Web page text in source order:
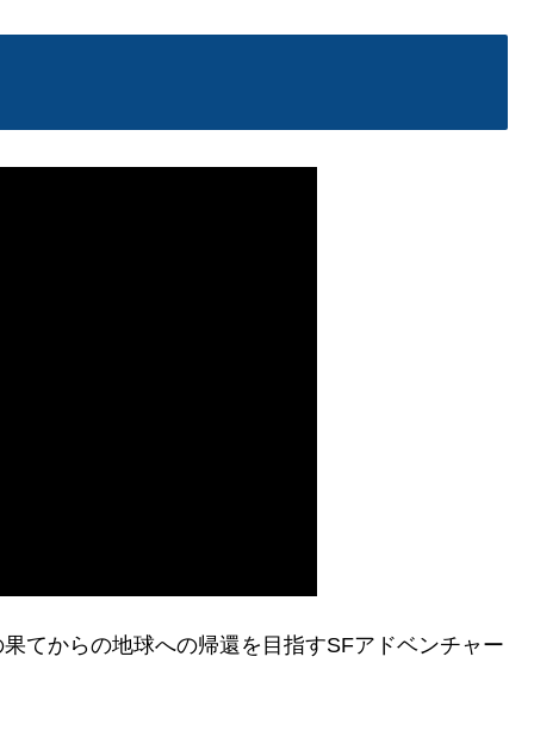
てからの地球への帰還を目指すSFアドベンチャー